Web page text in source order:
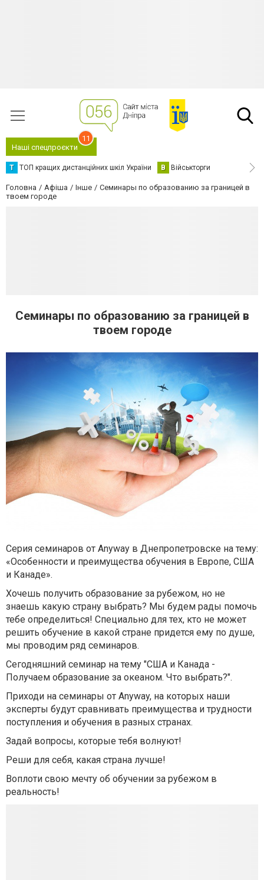
Наші спецпроєкти
11
Т ТОП кращих дистанційних шкіл України В Військторги
Головна Афіша Інше
Семинары по образованию за границей в
твоем городе
Семинары по образованию за границей в
твоем городе
Серия семинаров от Anyway в Днепропетровске на тему:
«Особенности и преимущества обучения в Европе, США
и Канаде».
Хочешь получить образование за рубежом, но не
знаешь какую страну выбрать? Мы будем рады помочь
тебе определиться! Специально для тех, кто не может
решить обучение в какой стране придется ему по душе,
мы проводим ряд семинаров.
Сегодняшний семинар на тему "США и Канада -
Получаем образование за океаном. Что выбрать?".
Приходи на семинары от Anyway, на которых наши
эксперты будут сравнивать преимущества и трудности
поступления и обучения в разных странах.
Задай вопросы, которые тебя волнуют!
Реши для себя, какая страна лучше!
Воплоти свою мечту об обучении за рубежом в
реальность!